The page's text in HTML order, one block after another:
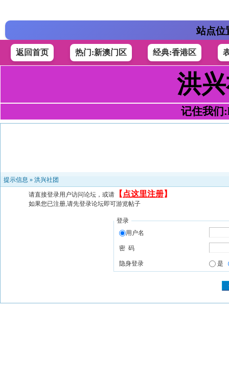
站点位
返回首页 热门:新澳门区 经典:香港区
洪
记住我们
提示信息 » 洪兴社团
请直接登录用户访问论坛，或请 【 点这里注册】
如果您已注册,请先登录论坛即可游览帖子
登录
用户名
密 码
隐身登录 是